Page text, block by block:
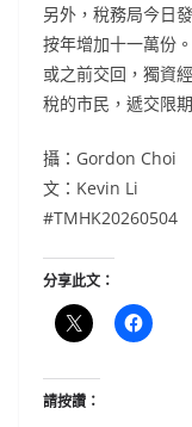
另外，稅務局今日
按年增加十一萬份
或之前交回，獨資
稅的市民，遞交限
攝：Gordon Choi
文：Kevin Li
#TMHK20260504
分享此文：
請按讚：